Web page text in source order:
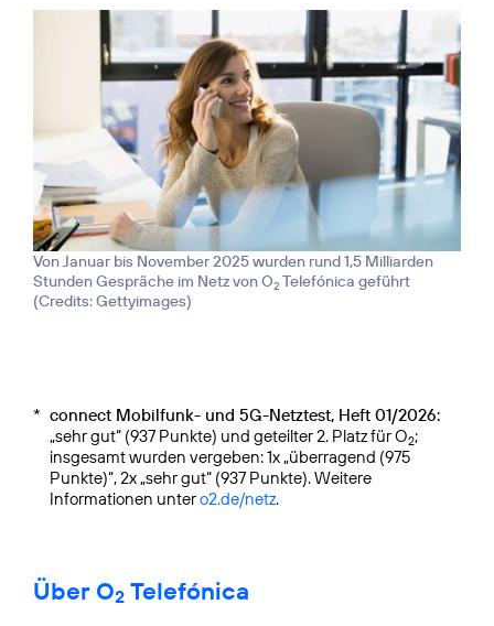
Von Januar bis November 2025 wurden rund 1,5 Milliarden
Stunden Gespräche im Netz von O2 Telefónica geführt
(Credits: Gettyimages)
* connect Mobilfunk- und 5G-Netztest, Heft 01/2026:
„sehr gut“ (937 Punkte) und geteilter 2. Platz für O2;
insgesamt wurden vergeben: 1x „überragend (975
Punkte)“, 2x „sehr gut“ (937 Punkte). Weitere
Informationen untero2.de/netz.
Über O2 Telefónica